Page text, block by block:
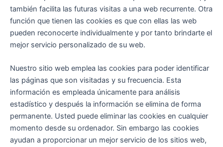
también facilita las futuras visitas a una web recurrente. Otra
función que tienen las cookies es que con ellas las web
pueden reconocerte individualmente y por tanto brindarte el
mejor servicio personalizado de su web.
Nuestro sitio web emplea las cookies para poder identificar
las páginas que son visitadas y su frecuencia. Esta
información es empleada únicamente para análisis
estadístico y después la información se elimina de forma
permanente. Usted puede eliminar las cookies en cualquier
momento desde su ordenador. Sin embargo las cookies
ayudan a proporcionar un mejor servicio de los sitios web,